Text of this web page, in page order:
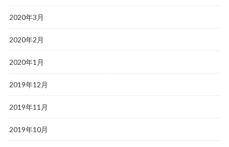
2020年3月
2020年2月
2020年1月
2019年12月
2019年11月
2019年10月